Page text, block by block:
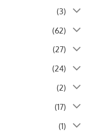
(3)
(62)
(27)
(24)
(2)
(17)
(1)